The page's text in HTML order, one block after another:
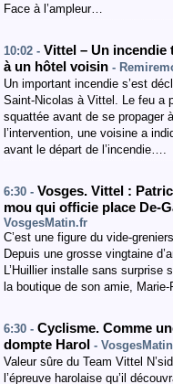
Face à l’ampleur…
10:02 - Vittel – Un incendie
à un hôtel voisin -
Un important incendie s’est
Saint-Nicolas à Vittel. Le feu a
squattée avant de se propager
l’intervention, une voisine a
avant le départ de l’incendie….
6:30 - Vosges. Vittel :
mou qui officie place De-
VosgesMatin.fr
C’est une figure du vide-
Depuis une grosse vingtaine
L’Huillier installe sans
la boutique de son amie,
6:30 - Cyclisme. Comme
dompte Harol -
Valeur sûre du Team Vittel
l’épreuve harolaise qu’il